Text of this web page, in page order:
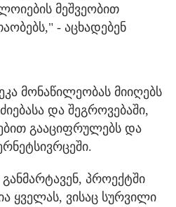
მეშვეობით
- აცხადებენ
მონაწილეობას მიიღებს
და შეგროვებაში,
გააციფრულებს და
პროექტში
ყველას, ვისაც სურვილი